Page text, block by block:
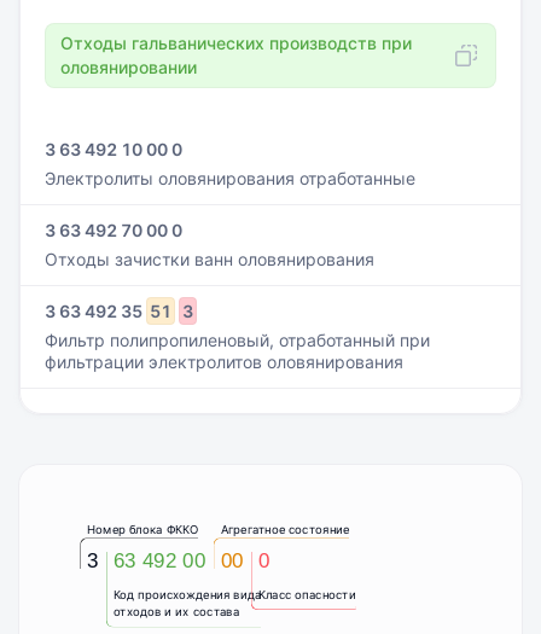
Отходы гальванических производств при
оловянировании
3 63 492 10 00 0
Электролиты оловянирования отработанные
3 63 492 70 00 0
Отходы зачистки ванн оловянирования
3 63492 35 51
3
Фильтр полипропиленовый, отработанный при
фильтрации электролитов оловянирования
3
Номер блока ФККО
Код происхождения вида
отходов и их состава
63 492 00
Агрегатное состояние
00
Класс опасности
0